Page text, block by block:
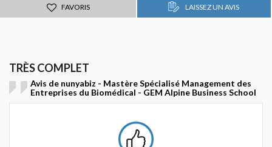
FAVORIS LAISSEZ UN AVIS
TRÈS COMPLET
Avis de nunyabiz - Mastère Spécialisé Management des
Entreprises du Biomédical - GEM Alpine Business School